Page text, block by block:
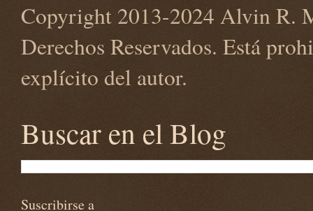
Copyright 2013-2024 Alvin R.
Derechos Reservados. Está
explícito del autor.
Buscar en el Blog
Suscribirse a